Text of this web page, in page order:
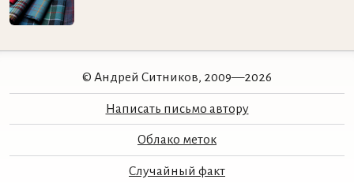
© Андрей Ситников, 2009—2026
Написать письмо автору
Облако меток
Случайный факт